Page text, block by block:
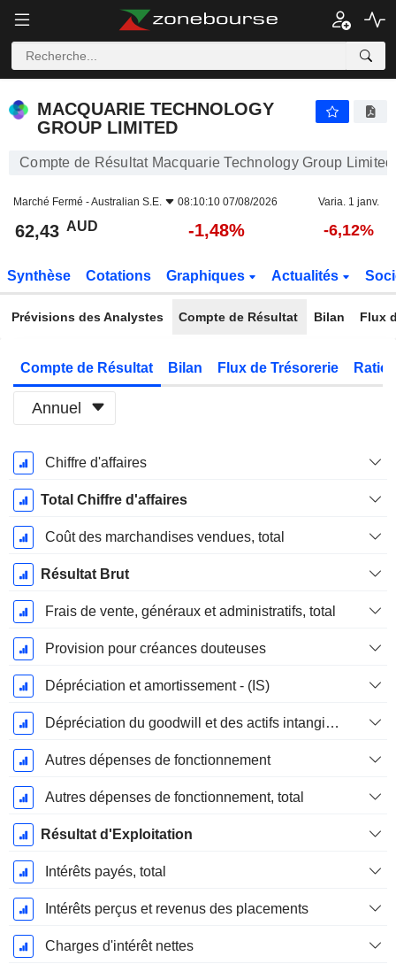
MACQUARIE TECHNOLOGY
GROUP LIMITED
Compte de Résultat Macquarie Technology Group Limited
Marché Fermé -Australian S.E. 08:10:10 07/08/2026 Varia. 1 janv.
62,43 AUD -1,48% -6,12%
Synthèse Cotations Graphiques Actualités
Prévisions des Analystes Compte de Résultat Bilan Flux
Compte de Résultat Bilan Flux de Trésorerie
Annuel
Période
Fiscale:
Juin
Chiffre d'affaires
Total Chiffre d'affaires
Coût des marchandises vendues, total
Résultat Brut
Frais de vente, généraux et administratifs, total
Provision pour créances douteuses
Dépréciation et amortissement - (IS)
Dépréciation du goodwill et des actifs intangibles
Autres dépenses de fonctionnement
Autres dépenses de fonctionnement, total
Résultat d'Exploitation
Intérêts payés, total
Intérêts perçus et revenus des placements
Charges d'intérêt nettes